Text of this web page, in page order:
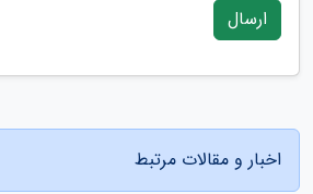
ارسال
اخبار و مقالات مرتبط